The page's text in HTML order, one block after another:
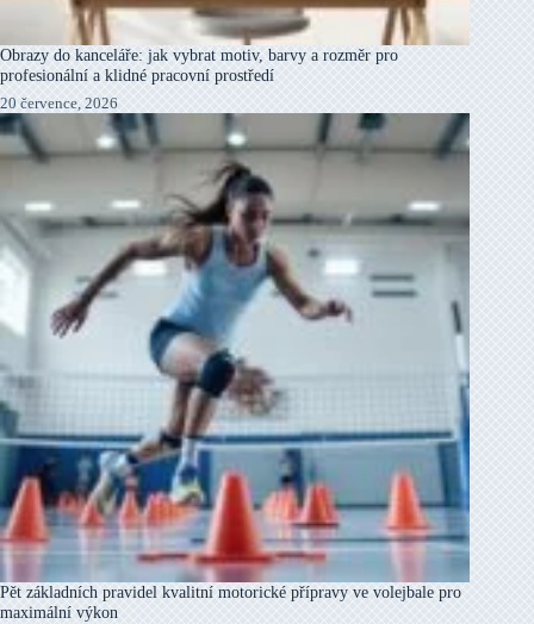
Obrazy do kanceláře: jak vybrat motiv, barvy a rozměr pro
profesionální a klidné pracovní prostředí
20 července, 2026
Pět základních pravidel kvalitní motorické přípravy ve volejbale pro
maximální výkon